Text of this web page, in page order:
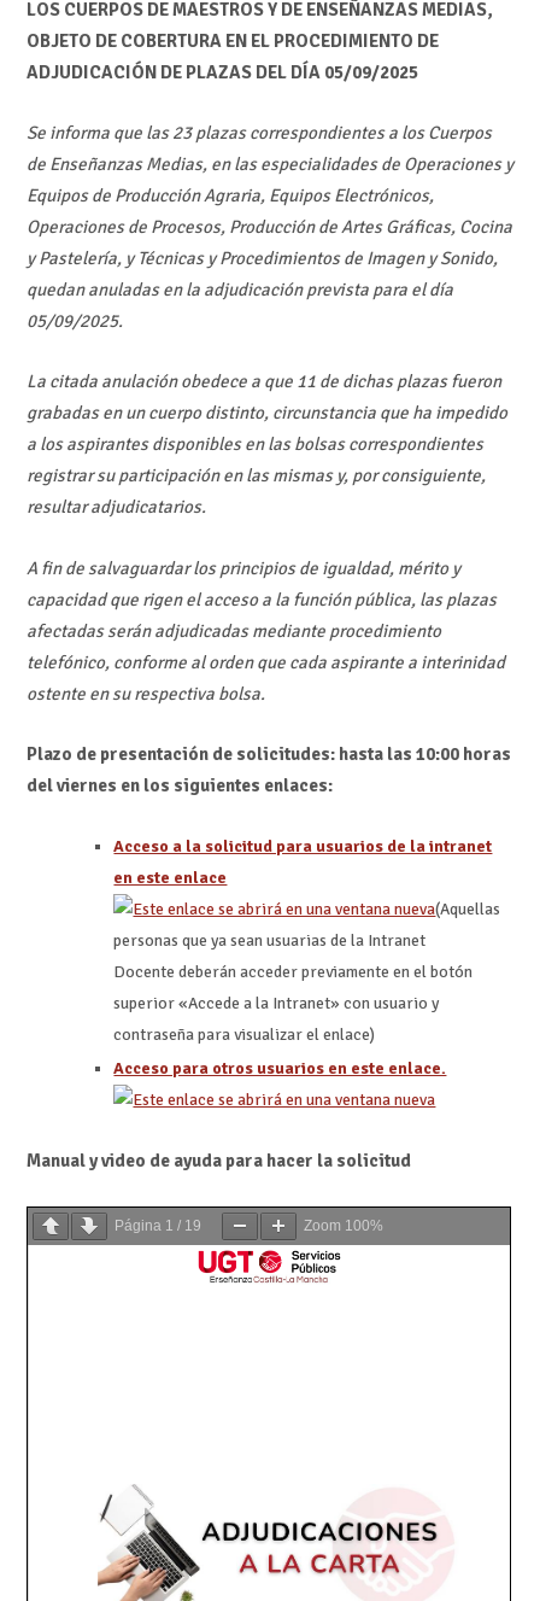
LOS CUERPOS DE MAESTROS Y DE ENSEÑANZAS MEDIAS,
OBJETO DE COBERTURA EN EL PROCEDIMIENTO DE
ADJUDICACIÓN DE PLAZAS DEL DÍA 05/09/2025
Se informa que las 23 plazas correspondientes a los Cuerpos
de Enseñanzas Medias, en las especialidades de Operaciones y
Equipos de Producción Agraria, Equipos Electrónicos,
Operaciones de Procesos, Producción de Artes Gráficas, Cocina
y Pastelería, y Técnicas y Procedimientos de Imagen y Sonido,
quedan anuladas en la adjudicación prevista para el día
05/09/2025.
La citada anulación obedece a que 11 de dichas plazas fueron
grabadas en un cuerpo distinto, circunstancia que ha impedido
a los aspirantes disponibles en las bolsas correspondientes
registrar su participación en las mismas y, por consiguiente,
resultar adjudicatarios.
A fin de salvaguardar los principios de igualdad, mérito y
capacidad que rigen el acceso a la función pública, las plazas
afectadas serán adjudicadas mediante procedimiento
telefónico, conforme al orden que cada aspirante a interinidad
ostente en su respectiva bolsa.
Plazo de presentación de solicitudes: hasta las 10:00 horas
del viernes en los siguientes enlaces:
Acceso a la solicitud para usuarios de la intranet
en este enlace
(Aquellas
personas que ya sean usuarias de la Intranet
Docente deberán acceder previamente en el botón
superior «Accede a la Intranet» con usuario y
contraseña para visualizar el enlace)
Acceso para otros usuarios en este enlace.
Manual y video de ayuda para hacer la solicitud
Página 1 / 19 Zoom 100%